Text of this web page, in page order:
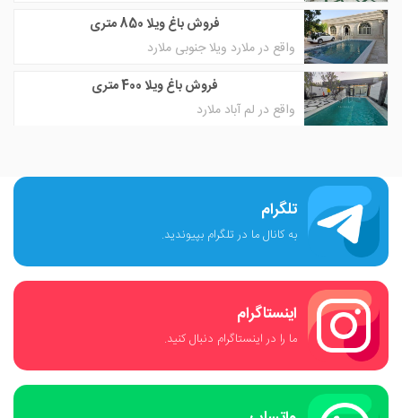
فروش باغ ویلا 850 متری
واقع در ملارد ویلا جنوبی ملارد
فروش باغ ویلا 400 متری
واقع در لم آباد ملارد
تلگرام
به کانال ما در تلگرام بپیوندید.
اینستاگرام
ما را در اینستاگرام دنبال کنید.